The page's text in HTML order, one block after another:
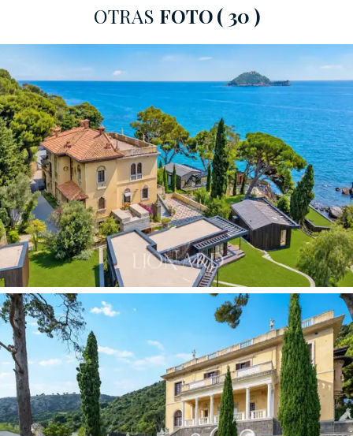
elegancia; Frente al mar, unasuntuosa veranda
neoclásica se abre al horizonte del Golfo
a la isla de Gallinara. En la azotea, unaamplia terraza
panorámicacorona el edificio con uno de los miradores
más exclusivos de la Riviera. La arquitectura neogótica
con toques modernistas es coherente y original, lo que
convierte a esta villa en una pieza única entre las
residencias ligures de principios del siglo XX.
La villa principal se extiende a lo largo de cuatro niveles,
actualmente divididos en varias unidades interiores,
pero fácilmente unificadas. La casa de conserjería
independiente, de aproximadamente 160 metros
cuadrados, situada en la entrada de la propiedad,
ofrece una solución ideal e independiente para el
personal de limpieza o como alojamiento para el
servicio. En todo el complejo, hay casas modulares
adicionales, actualmente en funcionamiento pero
desmontables a voluntad, lo que aumenta la capacidad
de alojamiento y la flexibilidad del conjunto.
OTRAS FOTO( 30 )